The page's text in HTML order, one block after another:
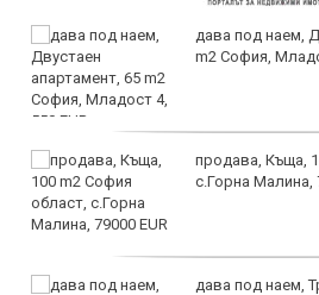
дава под наем,
m2 София,
продава, Къща,
с.Горна Малина,
дава под наем,